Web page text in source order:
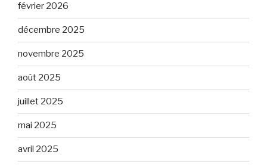
février 2026
décembre 2025
novembre 2025
août 2025
juillet 2025
mai 2025
avril 2025